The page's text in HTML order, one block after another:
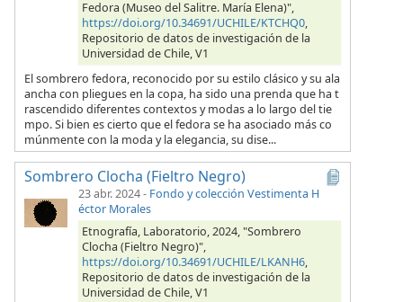
Fedora (Museo del Salitre. María Elena)",
https://doi.org/10.34691/UCHILE/KTCHQ0,
Repositorio de datos de investigación de la
Universidad de Chile, V1
El sombrero fedora, reconocido por su estilo clásico y su ala
ancha con pliegues en la copa, ha sido una prenda que ha t
rascendido diferentes contextos y modas a lo largo del tie
mpo. Si bien es cierto que el fedora se ha asociado más co
múnmente con la moda y la elegancia, su dise...
Sombrero Clocha (Fieltro Negro)
23 abr. 2024- Fondo y colección Vestimenta H
éctor Morales
Etnografía, Laboratorio, 2024, "Sombrero
Clocha (Fieltro Negro)",
https://doi.org/10.34691/UCHILE/LKANH6,
Repositorio de datos de investigación de la
Universidad de Chile, V1